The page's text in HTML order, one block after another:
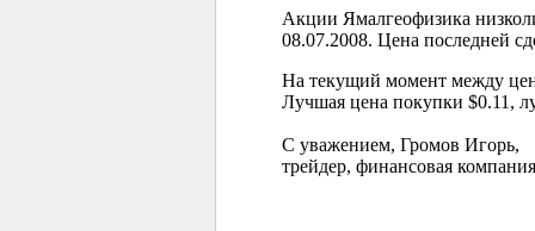
Акции Ямалгеофизика
08.07.2008. Цена последней
На текущий момент между
Лучшая цена покупки $0.11,
С уважением, Громов Игорь,
трейдер, финансовая